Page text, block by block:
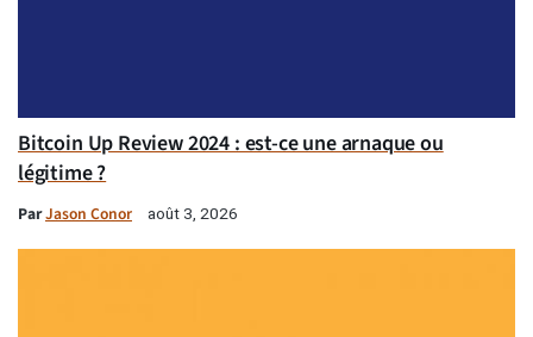
Bitcoin Up Review 2024 : est-ce une arnaque ou
légitime ?
ParJason Conor août 3, 2026